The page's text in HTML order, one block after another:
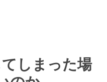
しまった場